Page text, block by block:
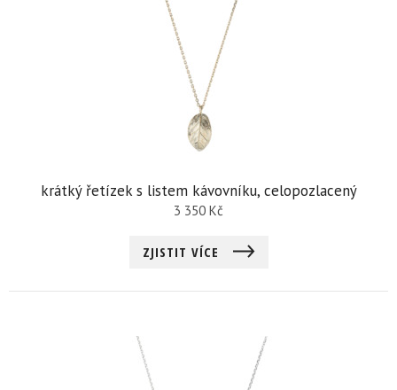
krátký řetízek s listem kávovníku, celopozlacený
3 350 Kč
ZJISTIT VÍCE